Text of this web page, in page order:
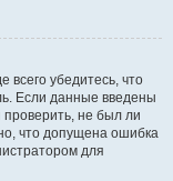
всего убедитесь, что
Если данные введены
не был ли
что допущена ошибка
для